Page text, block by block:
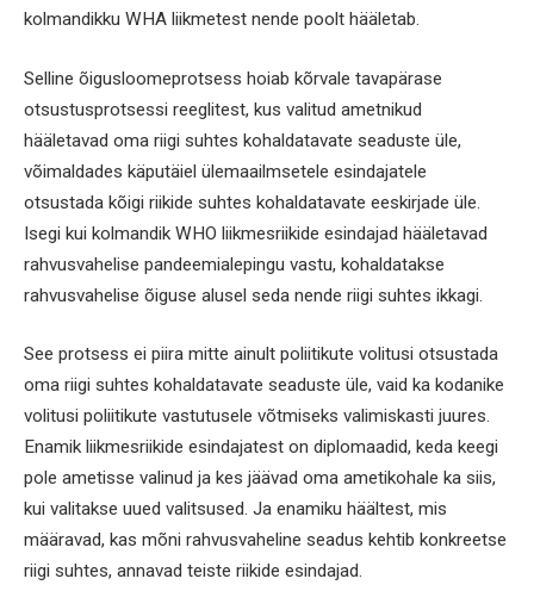
kolmandikku WHA liikmetest nende poolt hääletab.
Selline õigusloomeprotsess hoiab kõrvale tavapärase
otsustusprotsessi reeglitest, kus valitud ametnikud
hääletavad oma riigi suhtes kohaldatavate seaduste üle,
võimaldades käputäiel ülemaailmsetele esindajatele
otsustada kõigi riikide suhtes kohaldatavate eeskirjade üle.
Isegi kui kolmandik WHO liikmesriikide esindajad hääletavad
rahvusvahelise pandeemialepingu vastu, kohaldatakse
rahvusvahelise õiguse alusel seda nende riigi suhtes ikkagi.
See protsess ei piira mitte ainult poliitikute volitusi otsustada
oma riigi suhtes kohaldatavate seaduste üle, vaid ka kodanike
volitusi poliitikute vastutusele võtmiseks valimiskasti juures.
Enamik liikmesriikide esindajatest on diplomaadid, keda keegi
pole ametisse valinud ja kes jäävad oma ametikohale ka siis,
kui valitakse uued valitsused. Ja enamiku häältest, mis
määravad, kas mõni rahvusvaheline seadus kehtib konkreetse
riigi suhtes, annavad teiste riikide esindajad.